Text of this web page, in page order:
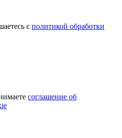
с политикой обработки
соглашение об